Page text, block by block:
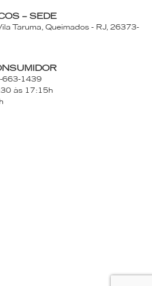
– SEDE
Taruma, Queimados - RJ, 26373-
663-1439
às 17:15h